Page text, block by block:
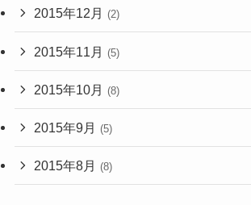
2015年12月 (2)
2015年11月 (5)
2015年10月 (8)
2015年9月 (5)
2015年8月 (8)